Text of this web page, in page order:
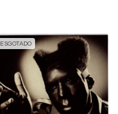
ESGOTADO